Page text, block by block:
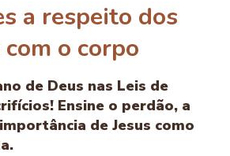
a respeito dos
o corpo
de Deus nas Leis de
Ensine o perdão, a
de Jesus como